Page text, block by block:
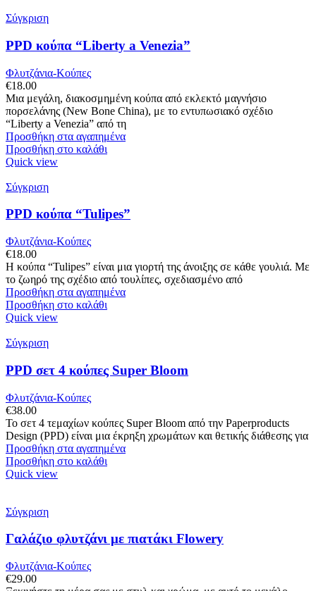
Σύγκριση
PPD κούπα “Liberty a Venezia”
Φλυτζάνια-Κούπες
€18.00
Μια μεγάλη, διακοσμημένη κούπα από εκλεκτό μαγνήσιο
πορσελάνης (New Bone China), με το εντυπωσιακό σχέδιο
“Liberty a Venezia” από τη
Προσθήκη στα αγαπημένα
Προσθήκη στο καλάθι
Quick view
Σύγκριση
PPD κούπα “Tulipes”
Φλυτζάνια-Κούπες
€18.00
Η κούπα “Tulipes” είναι μια γιορτή της άνοιξης σε κάθε γουλιά. Με
το ζωηρό της σχέδιο από τουλίπες, σχεδιασμένο από
Προσθήκη στα αγαπημένα
Προσθήκη στο καλάθι
Quick view
Σύγκριση
PPD σετ 4 κούπες Super Bloom
Φλυτζάνια-Κούπες
€38.00
Το σετ 4 τεμαχίων κούπες Super Bloom από την Paperproducts
Design (PPD) είναι μια έκρηξη χρωμάτων και θετικής διάθεσης για
Προσθήκη στα αγαπημένα
Προσθήκη στο καλάθι
Quick view
Σύγκριση
Γαλάζιο φλυτζάνι με πιατάκι Flowery
Φλυτζάνια-Κούπες
€29.00